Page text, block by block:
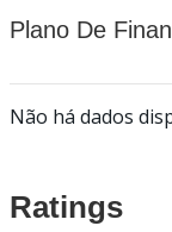
Plano De
Não há dados
Ratings